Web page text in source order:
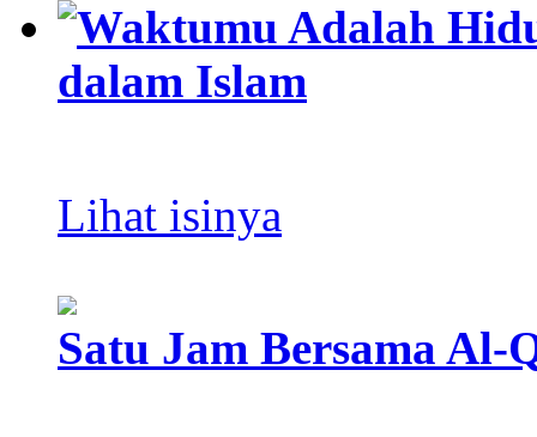
Waktumu Adalah
dalam Islam
Lihat isinya
Satu Jam Bersama Al-